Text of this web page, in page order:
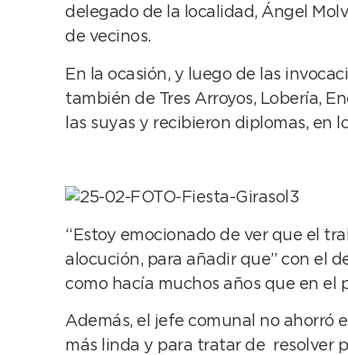
delegado de la localidad, Ángel
de vecinos.
En la ocasión, y luego de las
también de Tres Arroyos, Lobería,
las suyas y recibieron diplomas, en
“Estoy emocionado de ver que el
alocución, para añadir que” con el
como hacía muchos años que en el
Además, el jefe comunal no ahorró
más linda y para tratar de resolver